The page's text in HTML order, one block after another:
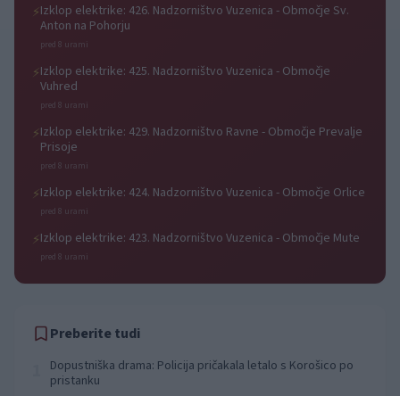
⚡Izklop elektrike: 426. Nadzorništvo Vuzenica - Območje Sv.
Anton na Pohorju
pred 8 urami
⚡Izklop elektrike: 425. Nadzorništvo Vuzenica - Območje
Vuhred
pred 8 urami
⚡Izklop elektrike: 429. Nadzorništvo Ravne - Območje Prevalje
Prisoje
pred 8 urami
⚡Izklop elektrike: 424. Nadzorništvo Vuzenica - Območje Orlice
pred 8 urami
⚡Izklop elektrike: 423. Nadzorništvo Vuzenica - Območje Mute
pred 8 urami
Preberite tudi
Dopustniška drama: Policija pričakala letalo s Korošico po
pristanku